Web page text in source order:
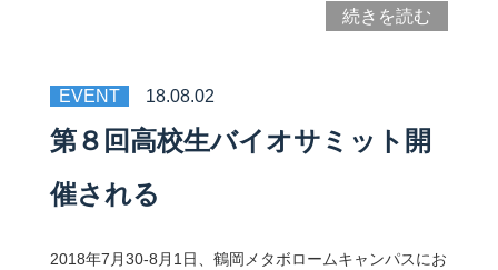
アクセス
続きを読む
EVENT 18.08.02
第８回高校生バイオサミット開
催される
2018年7月30-8月1日、鶴岡メタボロームキャンパスにお